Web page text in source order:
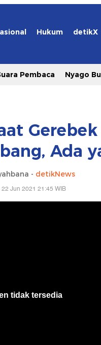
Hukum detikX
Pembaca Nyago
Ada
- detikNews
Jun 2021 21:45 WIB